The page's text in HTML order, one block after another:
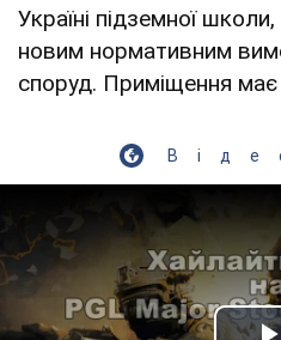
Україні підземної
новим нормативним
споруд. Приміщення має